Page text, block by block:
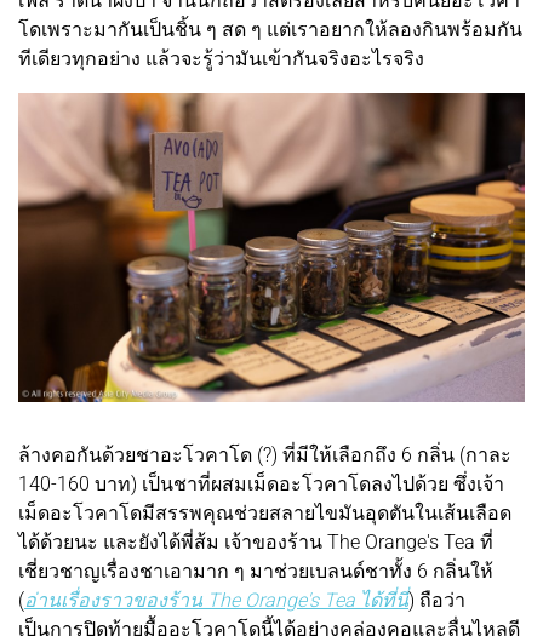
โดเพราะมากันเป็นชิ้น ๆ สด ๆ แต่เราอยากให้ลองกินพร้อมกัน
ทีเดียวทุกอย่าง แล้วจะรู้ว่ามันเข้ากันจริงอะไรจริง
ล้างคอกันด้วยชาอะโวคาโด (?) ที่มีให้เลือกถึง 6 กลิ่น (กาละ
140-160 บาท) เป็นชาที่ผสมเม็ดอะโวคาโดลงไปด้วย ซึ่งเจ้า
เม็ดอะโวคาโดมีสรรพคุณช่วยสลายไขมันอุดตันในเส้นเลือด
ได้ด้วยนะ และยังได้พี่ส้ม เจ้าของร้าน The Orange's Tea ที่
เชี่ยวชาญเรื่องชาเอามาก ๆ มาช่วยเบลนด์ชาทั้ง 6 กลิ่นให้
(อ่านเรื่องราวของร้าน The Orange's Tea ได้ที่นี่) ถือว่า
เป็นการปิดท้ายมื้ออะโวคาโดนี้ได้อย่างคล่องคอและลื่นไหลดี